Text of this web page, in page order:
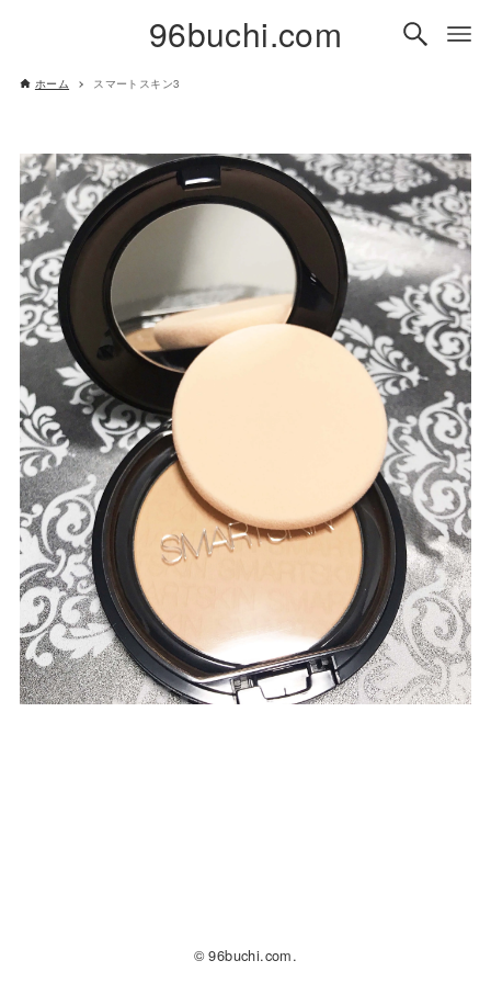
96buchi.com
ホーム スマートスキン3
© 96buchi.com.